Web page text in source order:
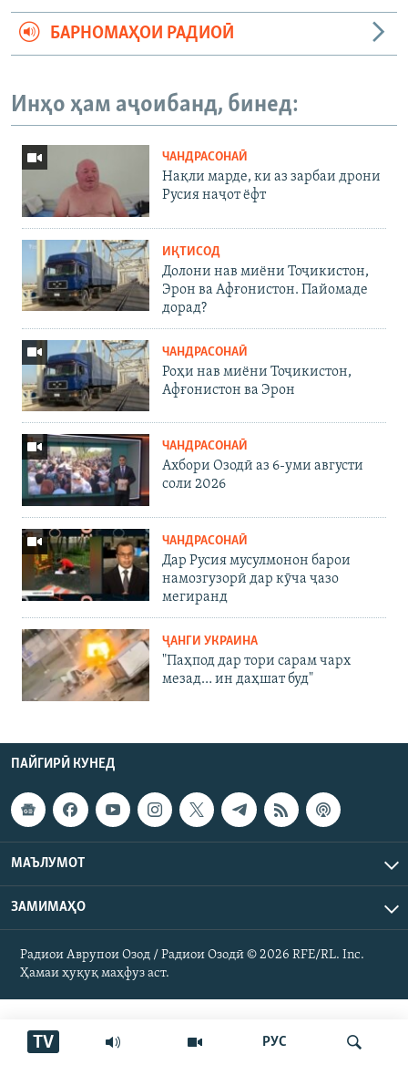
РУС
TV
БАРНОМАҲОИ РАДИОӢ
Инҳо ҳам аҷоибанд, бинед:
ЧАНДРАСОНАӢ
Нақли марде, ки аз зарбаи дрони
Русия наҷот ёфт
ИҚТИСОД
Долони нав миёни Тоҷикистон,
Эрон ва Афғонистон. Пайомаде
дорад?
ЧАНДРАСОНАӢ
Роҳи нав миёни Тоҷикистон,
Афғонистон ва Эрон
ЧАНДРАСОНАӢ
Ахбори Озодӣ аз 6-уми августи
соли 2026
ЧАНДРАСОНАӢ
Дар Русия мусулмонон барои
намозгузорӣ дар кӯча ҷазо
мегиранд
ҶАНГИ УКРАИНА
"Паҳпод дар тори сарам чарх
мезад… ин даҳшат буд"
ПАЙГИРӢ КУНЕД
МАЪЛУМОТ
ЗАМИМАҲО
Радиои Аврупои Озод / Радиои Озодӣ © 2026 RFE/RL. Inc.
Ҳамаи ҳуқуқ маҳфуз аст.